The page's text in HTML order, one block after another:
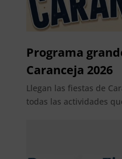
Programa
Caranceja 2026
Llegan las fiestas de
todas las actividades